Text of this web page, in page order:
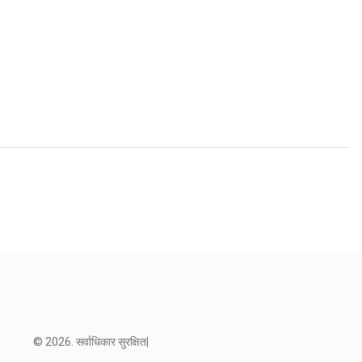
© 2026. सर्वाधिकार सुरक्षित|